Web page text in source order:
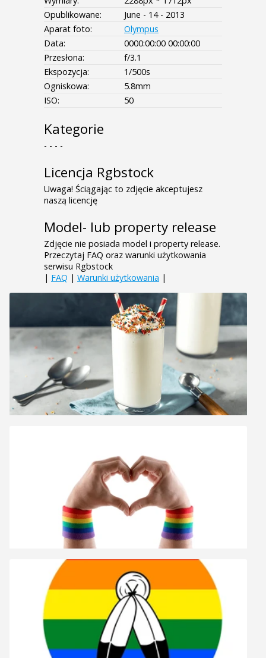
Opublikowane:
June - 14 - 2013
Aparat foto:
Olympus
Data:
0000:00:00 00:00:00
Przesłona:
f/3.1
Ekspozycja:
1/500s
Ogniskowa:
5.8mm
ISO:
50
Kategorie
- - - -
Licencja Rgbstock
Uwaga! Ściągając to zdjęcie akceptujesz
naszą licencję
Model- lub property release
Zdjęcie nie posiada model i property release.
Przeczytaj FAQ oraz warunki użytkowania
serwisu Rgbstock
| FAQ | Warunki użytkowania |